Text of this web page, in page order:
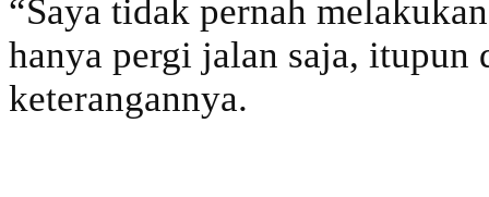
“Saya tidak pernah
hanya pergi jalan saja,
keterangannya.